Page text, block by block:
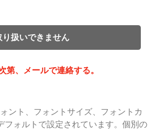
扱いできません
第、メールで連絡する。
ント、フォントサイズ、フォントカ
フォルトで設定されています。個別の